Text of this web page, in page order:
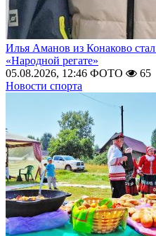
Илья Аманов из Конаково
«Народной регате»
05.08.2026, 12:46 ФОТО
65
Новости спорта